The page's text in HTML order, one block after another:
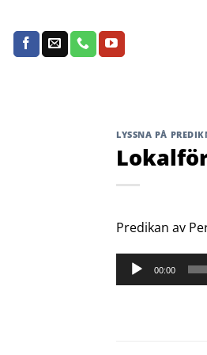
content
LYSSNA PÅ
Predikan av
Ljudspelare
00:00